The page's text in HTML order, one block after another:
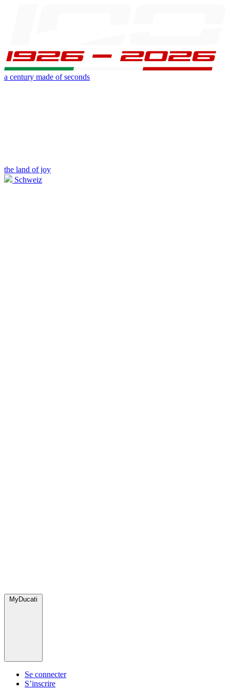
a century made of seconds
the land of joy
Schweiz
MyDucati
Se connecter
S’inscrire